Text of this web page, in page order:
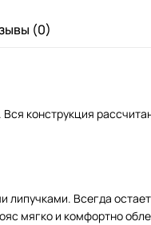
(0)
конструкция
Всегда
мягко и комфортно